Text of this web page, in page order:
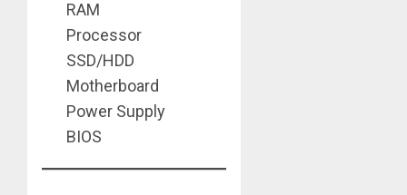
RAM
Processor
SSD/HDD
Motherboard
Power Supply
BIOS